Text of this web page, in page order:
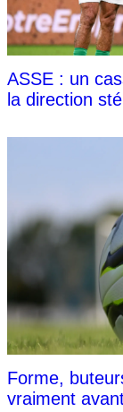
ASSE : un
la direction
Forme,
vraiment